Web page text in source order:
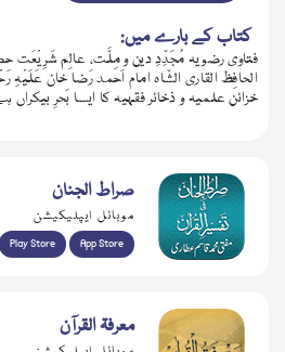
کتاب کے بارے میں:
فتاوی رضویہ مُجَدِّدِ دین و مِلَّت، عالِم شَرِیْعَت
الحافِظ القاری الشّاہ امام اَحمد رَضا خان عَلَیْہِ
خزائن علمیہ و ذخائر فقہیہ کا ایسا بَحرِ بیکراں
صراط الجنان
موبائل ایپلیکیشن
Play Store App Store
معرفۃ القرآن